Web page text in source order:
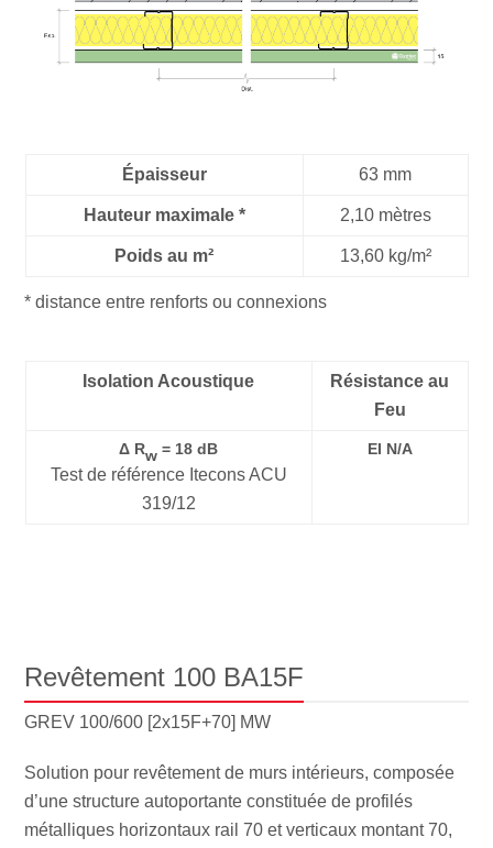
Épaisseur 63 mm
Hauteur maximale * 2,10 mètres
Poids au m² 13,60 kg/m²
* distance entre renforts ou connexions
Isolation Acoustique
Résistance au
Feu
Δ Rw = 18 dB
Test de référence Itecons ACU
319/12
EI N/A
Revêtement 100 BA15F
GREV 100/600 [2x15F+70] MW
Solution pour revêtement de murs intérieurs, composée
d’une structure autoportante constituée de profilés
métalliques horizontaux rail 70 et verticaux montant 70,